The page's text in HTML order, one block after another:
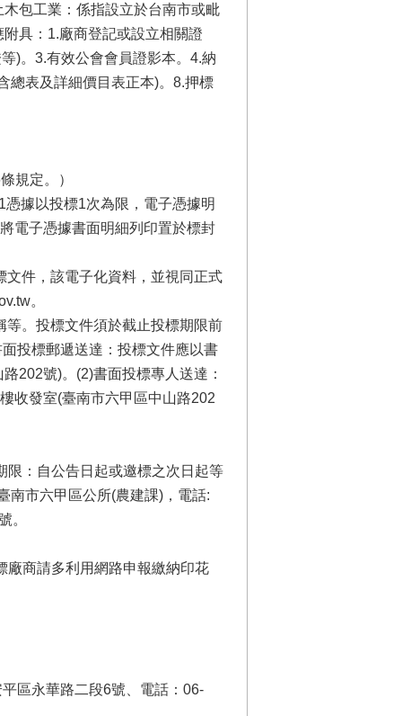
包工業：係指設立於台南市或毗
具：1.廠商登記或設立相關證
)。3.有效公會會員證影本。4.納
總表及詳細價目表正本)。8.押標
規定。）
據以投標1次為限，電子憑據明
電子憑據書面明細列印置於標封
件，該電子化資料，並視同正式
。
。投標文件須於截止投標期限前
投標郵遞送達：投標文件應以書
202號)。(2)書面投標專人送達：
收發室(臺南市六甲區中山路202
限：自公告日起或邀標之次日起等
南市六甲區公所(農建課)，電話:
。
廠商請多利用網路申報繳納印花
區永華路二段6號、電話：06-